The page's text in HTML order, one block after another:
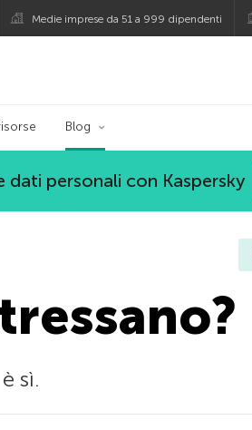
Medie imprese da 51 a 999 dipendenti
Blog
personali con Kaspersky
sì.